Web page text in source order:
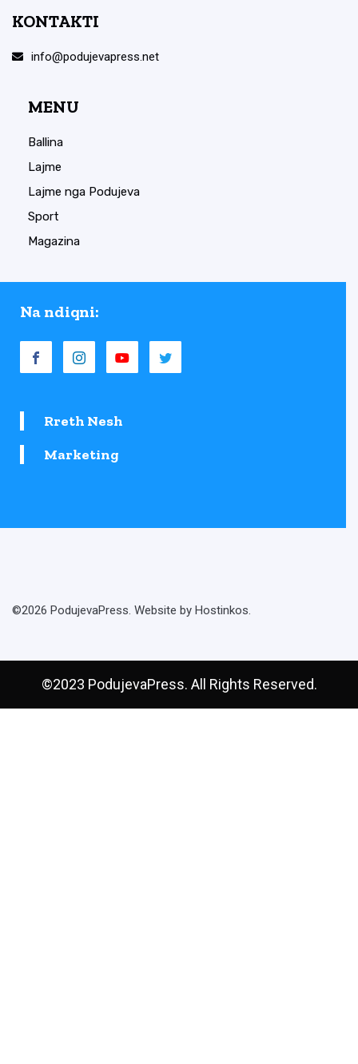
KONTAKTI
info@podujevapress.net
MENU
Ballina
Lajme
Lajme nga Podujeva
Sport
Magazina
Na ndiqni:
Rreth Nesh
Marketing
©2026 PodujevaPress. Website by Hostinkos.
©2023 PodujevaPress. All Rights Reserved.